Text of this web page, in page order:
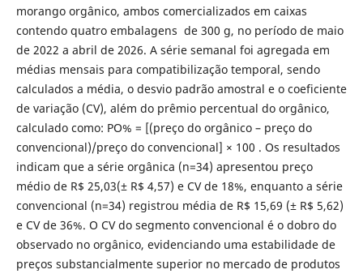
morango orgânico, ambos comercializados em caixas
contendo quatro embalagens de 300 g, no período de maio
de 2022 a abril de 2026. A série semanal foi agregada em
médias mensais para compatibilização temporal, sendo
calculados a média, o desvio padrão amostral e o coeficiente
de variação (CV), além do prêmio percentual do orgânico,
calculado como: PO% = [(preço do orgânico – preço do
convencional)/preço do convencional] × 100 . Os resultados
indicam que a série orgânica (n=34) apresentou preço
médio de R$ 25,03(± R$ 4,57) e CV de 18%, enquanto a série
convencional (n=34) registrou média de R$ 15,69 (± R$ 5,62)
e CV de 36%. O CV do segmento convencional é o dobro do
observado no orgânico, evidenciando uma estabilidade de
preços substancialmente superior no mercado de produtos